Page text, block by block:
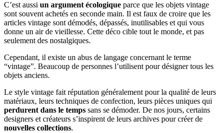
C’est aussi un argument écologique parce que les objets vintage
sont souvent achetés en seconde main. Il est faux de croire que les
articles vintage sont démodés, dépassés, inutilisables et qui vous
donne un air de vieillesse. Cette déco cible tout le monde, et pas
seulement des nostalgiques.
Cependant, il existe un abus de langage concernant le terme
“vintage”. Beaucoup de personnes l’utilisent pour désigner tous les
objets anciens.
Le style vintage fait réputation généralement pour la qualité de leurs
matériaux, leurs techniques de confection, leurs pièces uniques qui
perdurent dans le temps sans se démoder. De nos jours, certains
designers et créateurs s’inspirent de leurs archives pour créer de
nouvelles collections.